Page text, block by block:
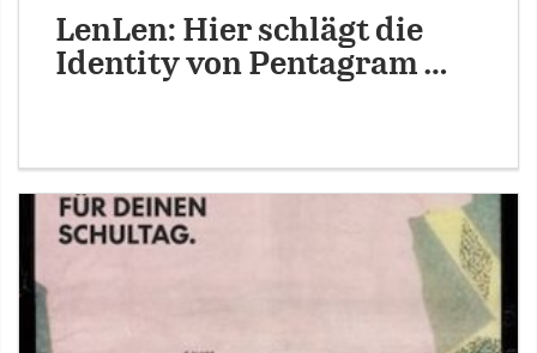
LenLen: Hier schlägt die
Identity von Pentagram …